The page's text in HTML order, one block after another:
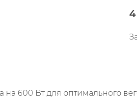
600 Вт для оптимального